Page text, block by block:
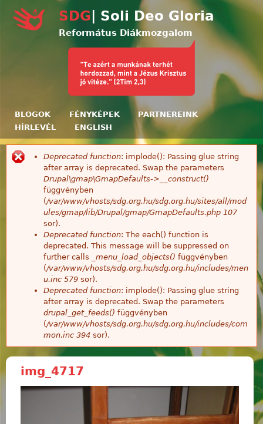
Ugrás a tartalomra
SDG | Soli Deo Gloria
Református Diákmozgalom
BLOGOK FÉNYKÉPEK
PARTNEREINK
HÍRLEVÉL
ENGLISH
Hibaüzenet
Deprecated function: implode(): Passing glue string
after array is deprecated. Swap the parameters
Drupal\gmap\GmapDefaults->__construct()
függvényben
(/var/www/vhosts/sdg.org.hu/sdg.org.hu/sites/all/mod
ules/gmap/lib/Drupal/gmap/GmapDefaults.php 107
sor).
Deprecated function: The each() function is
deprecated. This message will be suppressed on
further calls
_menu_load_objects() függvényben
(/var/www/vhosts/sdg.org.hu/sdg.org.hu/includes/men
u.inc 579 sor).
Deprecated function: implode(): Passing glue string
after array is deprecated. Swap the parameters
drupal_get_feeds() függvényben
(/var/www/vhosts/sdg.org.hu/sdg.org.hu/includes/com
mon.inc 394 sor).
img_4717